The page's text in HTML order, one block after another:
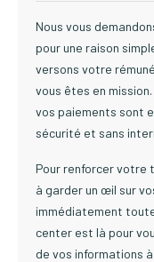
Nous vous
pour une raison
versons votre
vous êtes en
vos paiements sont
sécurité et sans
Pour renforcer votre
à garder un œil sur
immédiatement
center est là pour
de vos informations